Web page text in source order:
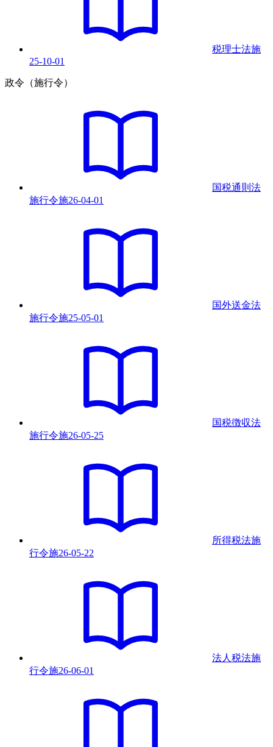
税理士法施
25-10-01
政令（施行令）
国税通則法
施行令施26-04-01
国外送金法
施行令施25-05-01
国税徴収法
施行令施26-05-25
所得税法施
行令施26-05-22
法人税法施
行令施26-06-01